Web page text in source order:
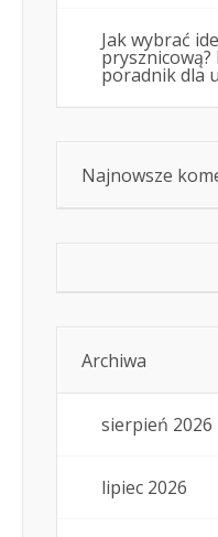
Jak wybrać
prysznicową?
poradnik dla
Najnowsze
Archiwa
sierpień 2026
lipiec 2026